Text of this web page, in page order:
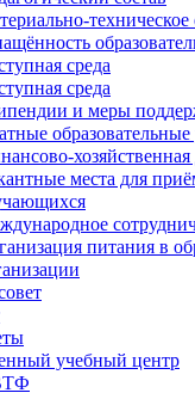
техническое
среда
среда
и меры
образовательные
хозяйственная
места для
питания в
учебный центр